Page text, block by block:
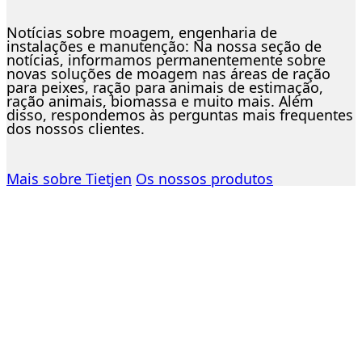
Notícias sobre moagem, engenharia de
instalações e manutenção: Na nossa seção de
notícias, informamos permanentemente sobre
novas soluções de moagem nas áreas de ração
para peixes, ração para animais de estimação,
ração animais, biomassa e muito mais. Além
disso, respondemos às perguntas mais frequentes
dos nossos clientes.
Mais sobre Tietjen Os nossos produtos